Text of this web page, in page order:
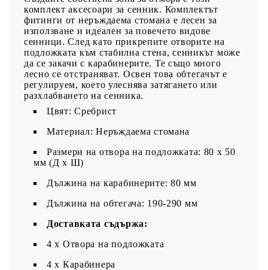
комплект аксесоари за сенник. Комплектът
фитинги от неръждаема стомана е лесен за
използване и идеален за повечето видове
сенници. След като прикрепите отворите на
подложката към стабилна стена, сенникът може
да се закачи с карабинерите. Те също много
лесно се отстраняват. Освен това обтегачът е
регулируем, което улеснява затягането или
разхлабването на сенника.
Цвят: Сребрист
Материал: Неръждаема стомана
Размери на отвора на подложката: 80 x 50
мм (Д x Ш)
Дължина на карабинерите: 80 мм
Дължина на обтегача: 190-290 мм
Доставката съдържа:
4 x Отвора на подложката
4 x Карабинера